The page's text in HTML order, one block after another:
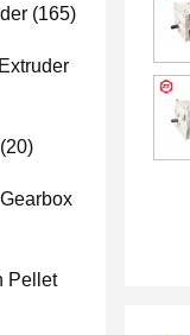
(165)
(20)
Pellet